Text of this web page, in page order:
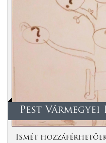
Pest
Ismét